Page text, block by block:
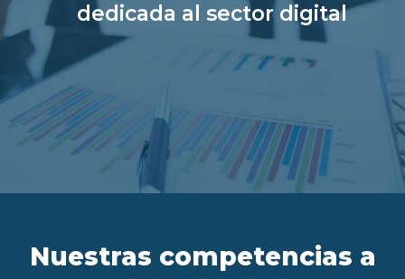
SU ESPACIO
ES FR IT
dedicada al sector digital
Nuestras competencias a